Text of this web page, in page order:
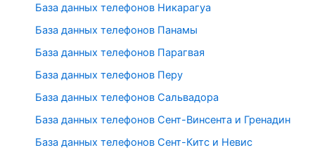
База данных телефонов Никарагуа
База данных телефонов Панамы
База данных телефонов Парагвая
База данных телефонов Перу
База данных телефонов Сальвадора
База данных телефонов Сент-Винсента и Гренадин
База данных телефонов Сент-Китс и Невис